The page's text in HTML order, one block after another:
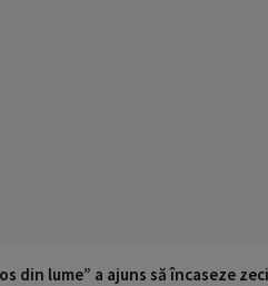
din lume” a ajuns să încaseze